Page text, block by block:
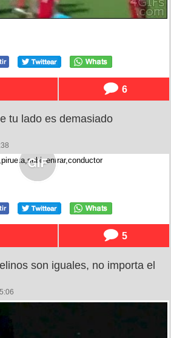
6
tu lado es demasiado
5
son iguales, no importa el